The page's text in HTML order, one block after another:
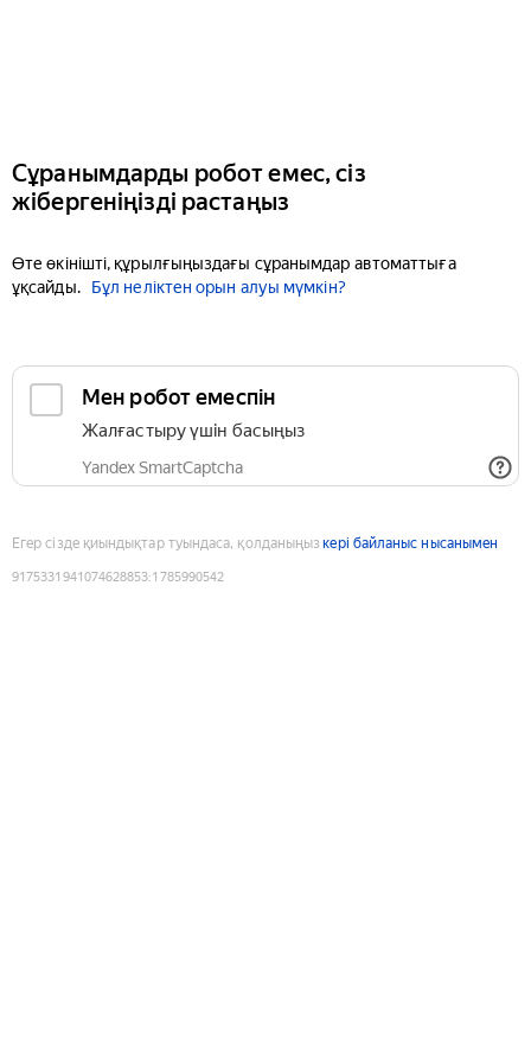
Сұранымдарды робот емес, сіз
жібергеніңізді растаңыз
Өте өкінішті, құрылғыңыздағы сұранымдар автоматтыға
ұқсайды.
Бұл неліктен орын алуы мүмкін?
Мен робот емеспін
Жалғастыру үшін басыңыз
Yandex SmartCaptcha
Егер сізде қиындықтар туындаса, қолданыңыз кері байланыс нысанымен
9175331941074628853:1785990542